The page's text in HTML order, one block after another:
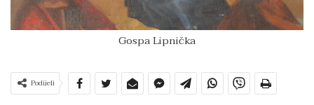
Gospa Lipnička
Podijeli